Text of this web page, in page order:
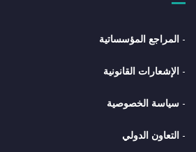
- المراجع المؤسساتية
- الإشعارات القانونية
- سياسة الخصوصية
- التعاون الدولي